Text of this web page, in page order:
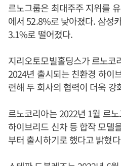
르노그룹은 최대주주 지위를
에서 52.8%로 낮아졌다. 삼성
3.1%로 떨어졌다.
지리오토모빌홀딩스가 르노코
2024년 출시되는 친환경 하이
련해 두 회사의 협력이 더욱 강
르노코리아는 2022년 1월 르
하이브리드 신차 등 합작 모델
부터 출시하기로 했다고 밝혔